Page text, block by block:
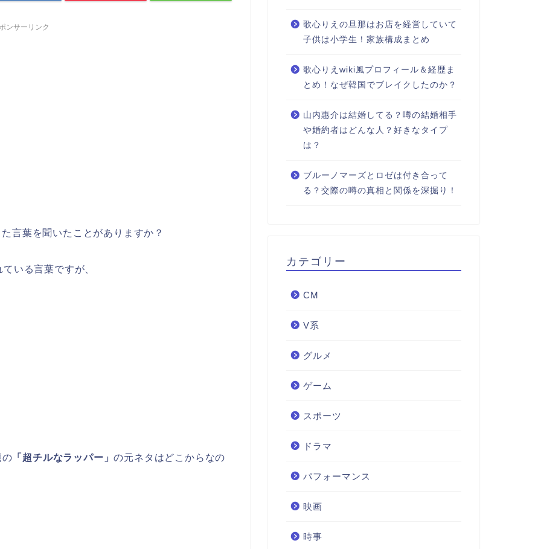
ンサーリンク
言葉を聞いたことがありますか？
いる言葉ですが、
の 「超チルなラッパー」の元ネタはどこからなの
歌心りえの旦那はお店を経営していて
子供は小学生！家族構成まとめ
歌心りえwiki風プロフィール＆経歴ま
とめ！なぜ韓国でブレイクしたのか？
山内惠介は結婚してる？噂の結婚相手
や婚約者はどんな人？好きなタイプ
は？
ブルーノマーズとロゼは付き合って
る？交際の噂の真相と関係を深掘り！
カテゴリー
CM
V系
グルメ
ゲーム
スポーツ
ドラマ
パフォーマンス
映画
時事